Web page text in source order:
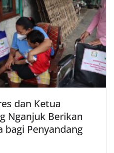
dan Ketua
Nganjuk Berikan
bagi Penyandang